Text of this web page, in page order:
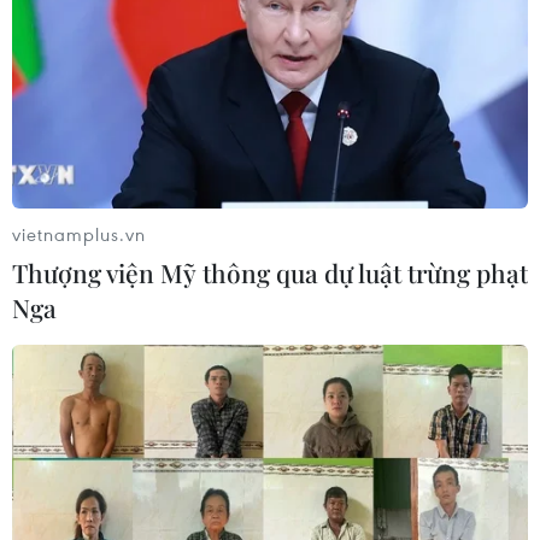
thông dòng vốn đầu tư nhà ở cho
thuê
31/07/2026 02:35
Nghị quyết 21: Đột phá về tư duy,
nâng cao hiệu quả tái tạo tài sản đô
31/07/2026 01:45
Sẽ có các cơ chế, chính sách ưu đãi
doanh nghiệp đầu tư nhà ở công
nhân
30/07/2026 01:43
Hoàn thiện cơ chế điều tiết, thúc đẩy
vietnamplus.vn
Thượng viện Mỹ thông qua dự luật trừng phạt
Nga